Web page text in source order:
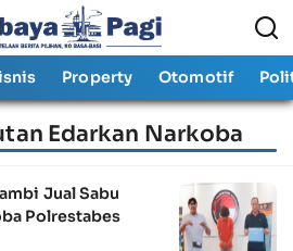
Property Otomotif
Edarkan Narkoba
Jual Sabu
Polrestabes